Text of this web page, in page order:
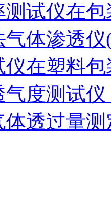
试仪在
气体渗透
仪在塑料
度测试
体透过量